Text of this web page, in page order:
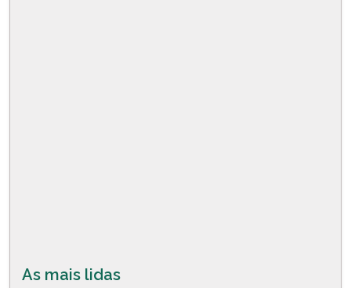
As mais lidas